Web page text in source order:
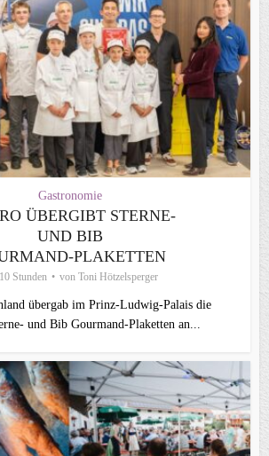
Gastronomie
ÜBERGIBT STERNE-
UND BIB
Stunden von Toni Hötzelsperger
übergab im Prinz-Ludwig-Palais die
und Bib Gourmand-Plaketten an...